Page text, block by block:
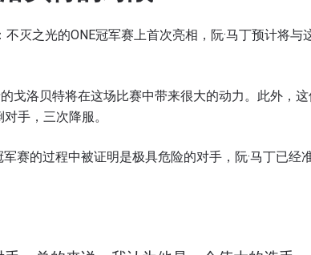
不灭之光的ONE冠军赛上首次亮相，阮·马丁预计将与
戈洛贝特将在这场比赛中带来很大的动力。此外，
手，三次降服。
赛的过程中被证明是极具危险的对手，阮·马丁已经